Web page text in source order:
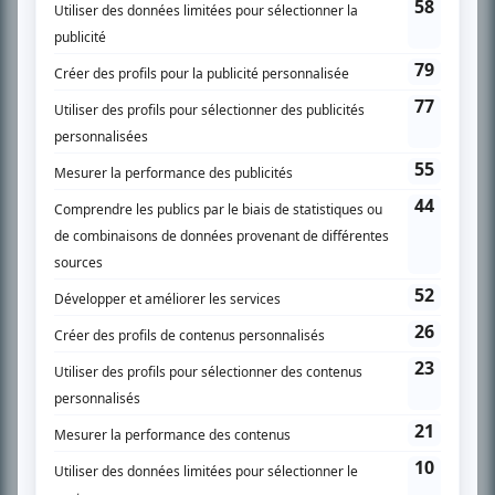
l’actualité télévisuelle au 98,5.
En savoir plus »
PLAN DU SITE
Accueil
Liste des oeuvres
Recherche avancée
À propos